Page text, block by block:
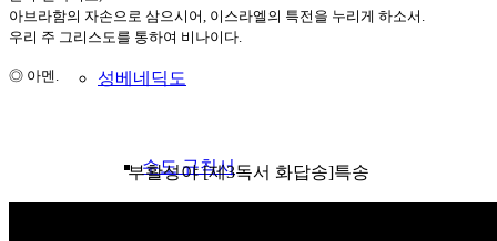
성베네딕도
수도 규칙서
아브라함의 자손으로 삼으시어, 이스라엘의 특전을 누리게 하소서.
우리 주 그리스도를 통하여 비나이다.
◎ 아멘.
부활성야 [제3독서 화답송]특송